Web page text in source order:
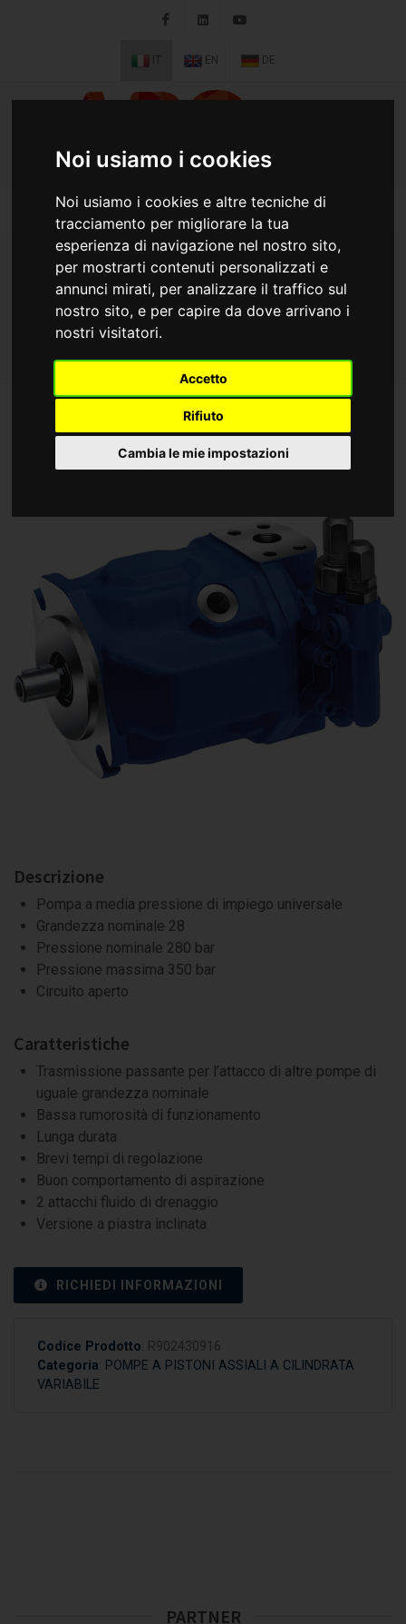
Noi usiamo i cookies
Noi usiamo i cookies e altre tecniche di
tracciamento per migliorare la tua
esperienza di navigazione nel nostro sito,
per mostrarti contenuti personalizzati e
annunci mirati, per analizzare il traffico sul
nostro sito, e per capire da dove arrivano i
nostri visitatori.
Accetto
Rifiuto
Cambia le mie impostazioni
FacebookLinkedIn
EN DE
A10VSO28DFR1 / 31R-VSA12N00
HOME DIVISIONI
POMPE A PISTONI ASSIALI A CILINDRATA VARIABILE
Descrizione
Pompa a media pressione di impiego universale
Grandezza nominale 28
Pressione nominale 280 bar
Pressione massima 350 bar
Circuito aperto
Caratteristiche
Trasmissione passante per l’attacco di altre pompe di
uguale grandezza nominale
Bassa rumorosità di funzionamento
Lunga durata
Brevi tempi di regolazione
Buon comportamento di aspirazione
2 attacchi fluido di drenaggio
Versione a piastra inclinata
RICHIEDI INFORMAZIONI
Codice Prodotto: R902430916
Categoria: POMPE A PISTONI ASSIALI A CILINDRATA
VARIABILE
PARTNER